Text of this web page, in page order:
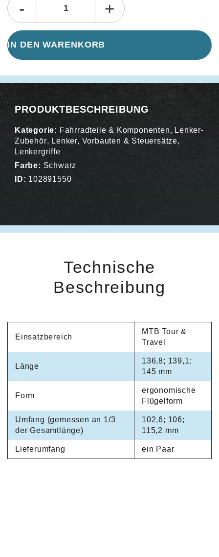
- +
IN DEN WARENKORB
PRODUKTBESCHREIBUNG
Kategorie: Fahrradteile & Komponenten, Lenker-
Zubehör, Lenker, Vorbauten & Steuersätze,
Lenkergriffe
Farbe: Schwarz
ID: 102891550
Technische
Beschreibung
Einsatzbereich
MTB Tour &
Travel
Länge
136,8; 139,1;
145 mm
Form
ergonomische
Flügelform
Umfang (gemessen an 1/3
der Gesamtlänge)
102,6; 106;
115,2 mm
Lieferumfang ein Paar